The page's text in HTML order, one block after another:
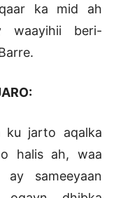
ka mid ah
waayihii beri-
ku jarto aqalka
halis ah, waa
sameeyaan